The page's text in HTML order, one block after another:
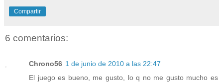
Compartir
6 comentarios:
Chrono56 1 de junio de 2010 a las 22:47
El juego es bueno, me gusto, lo q no me gusto mucho es